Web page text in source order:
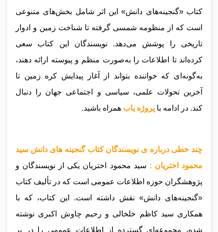
کتاب «گنجینه‌های دانش» این اثر شامل بخش‌های متنوعی
است که از منظومه شمسی گرفته تا شناخت زمین و ادوار
تاریخی را پوشش می‌دهد. نویسندگان این کتاب سعی
کرده‌اند تا اطلاعات را به‌صورت منظم و پیوسته ارائه دهند،
به‌گونه‌ای که خواننده بتواند از آغاز پیدایش کره زمین تا
آخرین تحولات علمی، سیاسی و اجتماعی جهان را دنبال
کند. در ادامه با پروژه یاب همراه باشید.
چند خطی درباره ی نویسندگان کتاب گنجینه های دانش سید
محمود اختریان : سید محمود اختریان یکی از نویسندگان و
پژوهشگران حوزه اطلاعات عمومی است که در تألیف کتاب
«گنجینه‌های دانش» نقش داشته است. این کتاب، که با
همکاری سید کاظم خلخالی و رحیم چاوش اکبری نوشته
شده، مجموعه‌ای گسترده از اطلاعات عمومی را در بر